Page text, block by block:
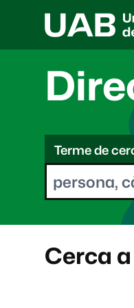
C
eTerme de
Cerca